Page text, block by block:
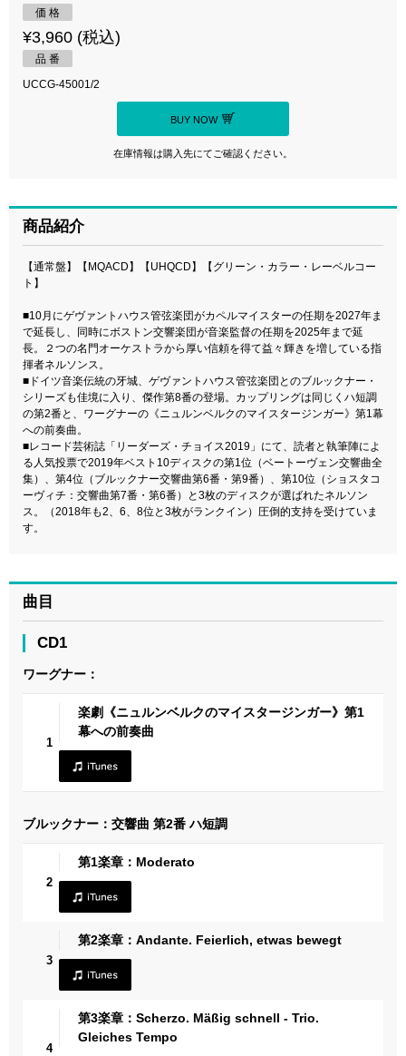
価 格
¥3,960 (税込)
品 番
UCCG-45001/2
BUY NOW
在庫情報は購入先にてご確認ください。
商品紹介
【通常盤】【MQACD】【UHQCD】【グリーン・カラー・レーベルコー
ト】
■10月にゲヴァントハウス管弦楽団がカペルマイスターの任期を2027年ま
で延長し、同時にボストン交響楽団が音楽監督の任期を2025年まで延
長。２つの名門オーケストラから厚い信頼を得て益々輝きを増している指
揮者ネルソンス。
■ドイツ音楽伝統の牙城、ゲヴァントハウス管弦楽団とのブルックナー・
シリーズも佳境に入り、傑作第8番の登場。カップリングは同じくハ短調
の第2番と、ワーグナーの《ニュルンベルクのマイスタージンガー》第1幕
への前奏曲。
■レコード芸術誌「リーダーズ・チョイス2019」にて、読者と執筆陣によ
る人気投票で2019年ベスト10ディスクの第1位（ベートーヴェン交響曲全
集）、第4位（ブルックナー交響曲第6番・第9番）、第10位（ショスタコ
ーヴィチ：交響曲第7番・第6番）と3枚のディスクが選ばれたネルソン
ス。（2018年も2、6、8位と3枚がランクイン）圧倒的支持を受けていま
す。
曲目
CD1
ワーグナー：
1
楽劇《ニュルンベルクのマイスタージンガー》第1
幕への前奏曲
ブルックナー：交響曲 第2番 ハ短調
2
第1楽章：Moderato
3
第2楽章：Andante. Feierlich, etwas bewegt
4
第3楽章：Scherzo. Mäßig schnell - Trio.
Gleiches Tempo